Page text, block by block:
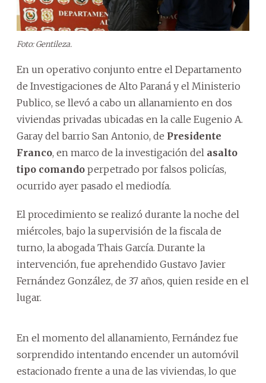
Foto: Gentileza.
En un operativo conjunto entre el Departamento
de Investigaciones de Alto Paraná y el Ministerio
Publico, se llevó a cabo un allanamiento en dos
viviendas privadas ubicadas en la calle Eugenio A.
Garay del barrio San Antonio, de Presidente
Franco, en marco de la investigación del asalto
tipo comando perpetrado por falsos policías,
ocurrido ayer pasado el mediodía.
El procedimiento se realizó durante la noche del
miércoles, bajo la supervisión de la fiscala de
turno, la abogada Thais García. Durante la
intervención, fue aprehendido Gustavo Javier
Fernández González, de 37 años, quien reside en el
lugar.
En el momento del allanamiento, Fernández fue
sorprendido intentando encender un automóvil
estacionado frente a una de las viviendas, lo que